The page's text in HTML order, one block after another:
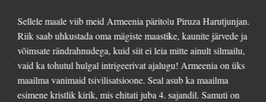
Sellele maale viib meid Armeenia päritolu Piruza Harutjunjan.
Riik saab uhkustada oma mägiste maastike, kaunite järvede ja
võimsate rändrahnudega, kuid siit ei leia mitte ainult silmailu,
vaid ka tohutul hulgal intrigeerivat ajalugu! Armeenia on üks
maailma vanimaid tsivilisatsioone. Seal asub ka maailma
esimene kristlik kirik, mis ehitati juba 4. sajandil. Samuti on